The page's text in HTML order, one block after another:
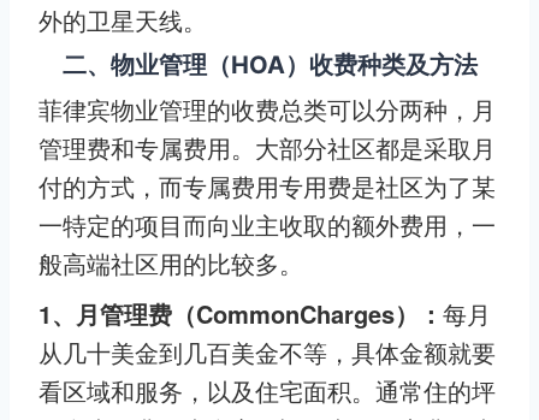
外的卫星天线。
二、物业管理（HOA）收费种类及方法
菲律宾物业管理的收费总类可以分两种，月
管理费和专属费用。大部分社区都是采取月
付的方式，而专属费用专用费是社区为了某
一特定的项目而向业主收取的额外费用，一
般高端社区用的比较多。
1、月管理费（CommonCharges）： 每月
从几十美金到几百美金不等，具体金额就要
看区域和服务，以及住宅面积。通常住的坪